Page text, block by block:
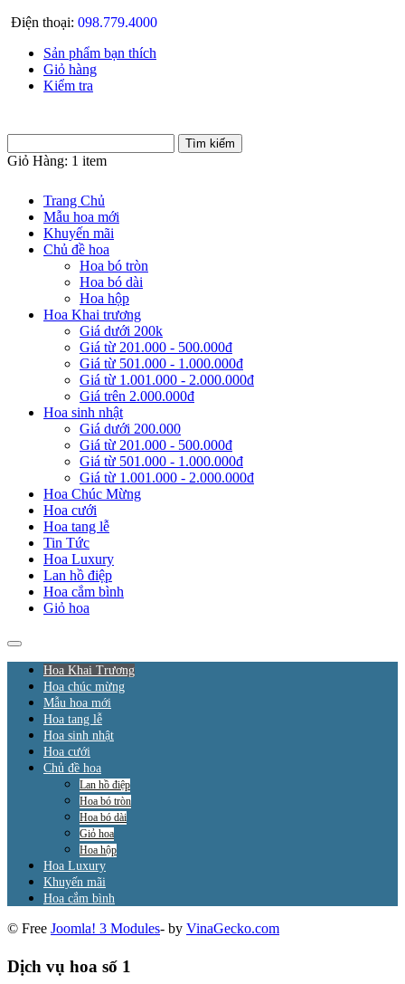
Điện thoại: 098.779.4000
Sản phẩm bạn thích
Giỏ hàng
Kiểm tra
Giỏ Hàng: 1 item
Trang Chủ
Mẫu hoa mới
Khuyến mãi
Chủ đề hoa
Hoa bó tròn
Hoa bó dài
Hoa hộp
Hoa Khai trương
Giá dưới 200k
Giá từ 201.000 - 500.000đ
Giá từ 501.000 - 1.000.000đ
Giá từ 1.001.000 - 2.000.000đ
Giá trên 2.000.000đ
Hoa sinh nhật
Giá dưới 200.000
Giá từ 201.000 - 500.000đ
Giá từ 501.000 - 1.000.000đ
Giá từ 1.001.000 - 2.000.000đ
Hoa Chúc Mừng
Hoa cưới
Hoa tang lễ
Tin Tức
Hoa Luxury
Lan hồ điệp
Hoa cắm bình
Giỏ hoa
Hoa Khai Trương
Hoa chúc mừng
Mẫu hoa mới
Hoa tang lễ
Hoa sinh nhật
Hoa cưới
Chủ đề hoa
Lan hồ điệp
Hoa bó tròn
Hoa bó dài
Giỏ hoa
Hoa hộp
Hoa Luxury
Khuyến mãi
Hoa cắm bình
© Free Joomla! 3 Modules- by VinaGecko.com
Dịch vụ hoa số 1